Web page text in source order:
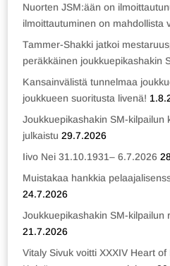
Nuorten JSM:ään on
ilmoittautuminen on mahdollista
Tammer-Shakki jatkoi
peräkkäinen joukkuepikashakin
Kansainvälistä tunnelmaa
joukkueen suoritusta livenä!
Joukkuepikashakin SM-kilpailun
julkaistu 29.7.2026
Iivo Nei 31.10.1931– 6.7.2026
Muistakaa hankkia
24.7.2026
Joukkuepikashakin SM-kilpailun
21.7.2026
Vitaly Sivuk voitti XXXIV Heart